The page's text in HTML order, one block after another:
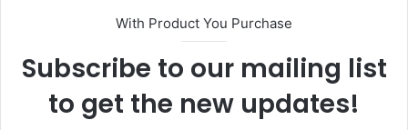
With Product You Purchase
Subscribe to our mailing list
to get the new updates!